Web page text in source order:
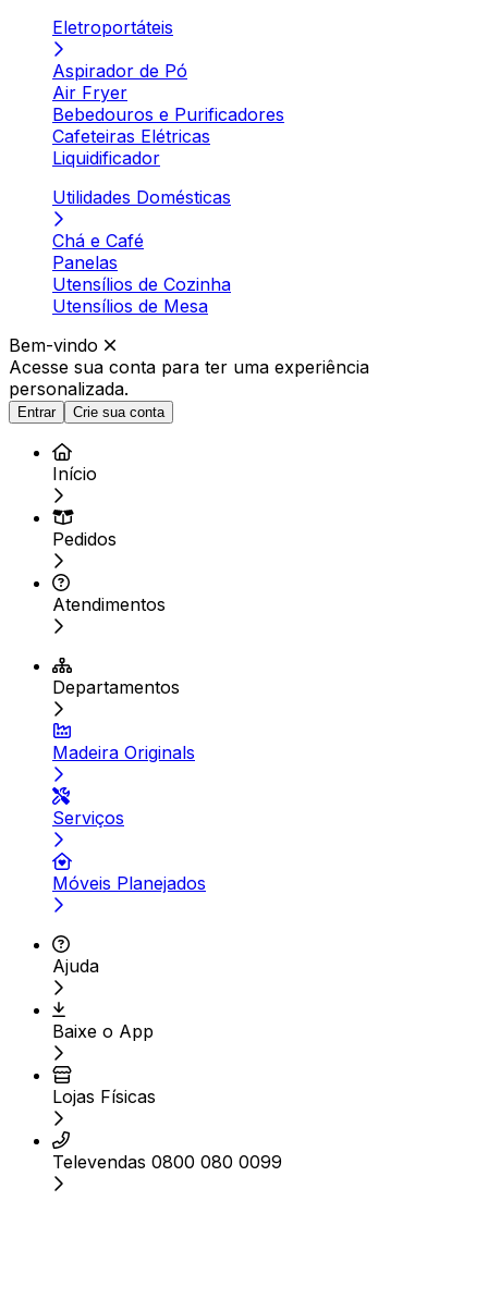
Eletroportáteis
Aspirador de Pó
Air Fryer
Bebedouros e Purificadores
Cafeteiras Elétricas
Liquidificador
Utilidades Domésticas
Chá e Café
Panelas
Utensílios de Cozinha
Utensílios de Mesa
Bem-vindo
Acesse sua conta para ter uma experiência
personalizada.
Entrar Crie sua conta
Início
Pedidos
Atendimentos
Departamentos
Madeira Originals
Serviços
Móveis Planejados
Ajuda
Baixe o App
Lojas Físicas
Televendas 0800 080 0099